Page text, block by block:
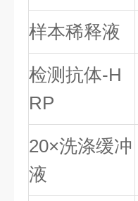
样本稀释液
检测抗体-H
RP
20×洗涤缓冲
液